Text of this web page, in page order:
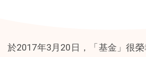
於2017年3月20日，「基金」很